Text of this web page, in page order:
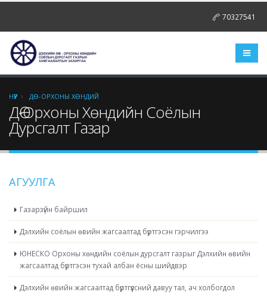
70327541
НҮҮР ДӨ-ОРХОНЫ ХӨНДИЙ
ДӨ-Орхоны Хөндийн Соёлын
Дурсгалт Газар
АГУУЛГА
Газарзүйн байршил
Дэлхийн соёлын өвийн жагсаалтад бүртгэсэн гэрчилгээ
ЮНЕСКО Орхоны хөндийн соёлын дурсгалт газрыг Дэлхийн өвийн
жагсаалтад бүртгэсэн тухай албан ёсны шийдвэр
Дэлхийн өвийн жагсаалтад бүртгүүлсний давуу тал, ач холбогдол